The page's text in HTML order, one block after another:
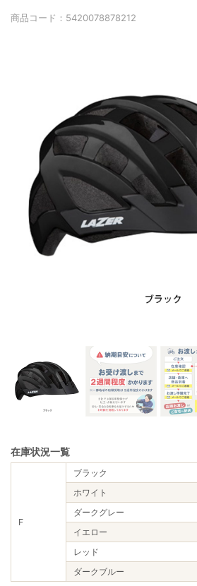
商品コード： 5420078878212
在庫状況一覧
F
ブラック
ホワイト
ダークグレー
イエロー
レッド
ダークブルー